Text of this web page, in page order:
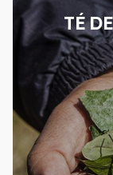
TÉ